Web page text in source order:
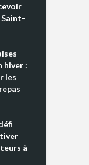
Saint-
hiver :
les
à